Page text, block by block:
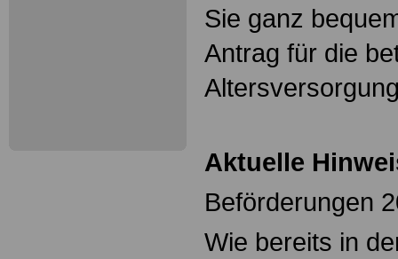
Sie ganz
Antrag für die
Aktuelle
Beförderungen
Wie bereits in